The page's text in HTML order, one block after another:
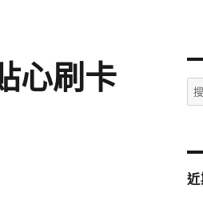
心刷卡
搜
尋
字:
近